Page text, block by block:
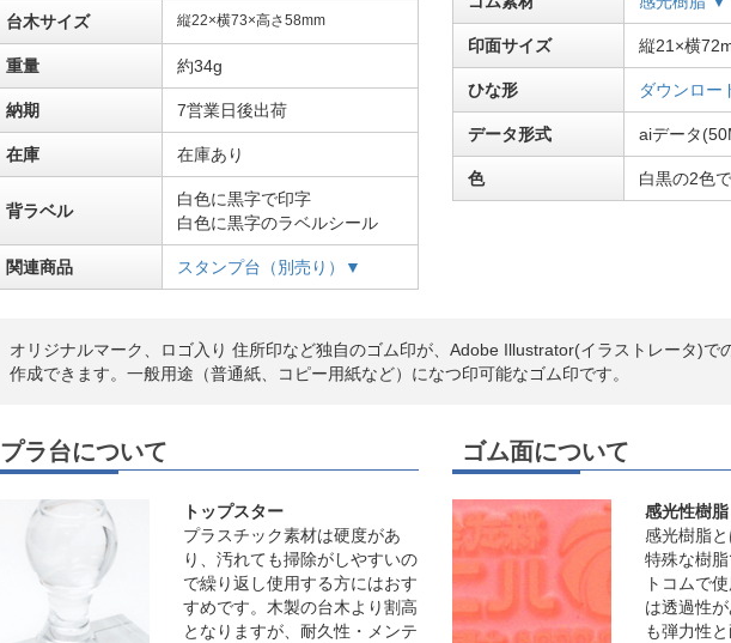
台木サイズ 縦22×横73×高さ58mm
重量 約34g
納期 7営業日後出荷
在庫 在庫あり
背ラベル
白色に黒字で印字
白色に黒字のラベルシール
関連商品 スタンプ台（別売り）▼
印面サイズ 縦21×横
ひな形 ダウンロー
データ形式 aiデータ
色 白黒の2色
オリジナルマーク、ロゴ入り 住所印など独自のゴム印が、Adobe Illustrator(イラストレータ)で
作成できます。一般用途（普通紙、コピー用紙など）になつ印可能なゴム印です。
プラ台について
トップスター
プラスチック素材は硬度があ
り、汚れても掃除がしやすいの
で繰り返し使用する方にはおす
すめです。木製の台木より割高
となりますが、耐久性・メンテ
ゴム面について
感光性樹脂
感光樹脂
特殊な樹
トコムで
は透過性
も弾力性